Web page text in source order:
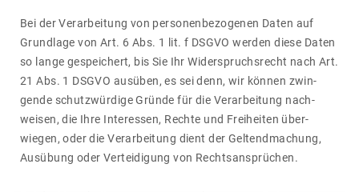
Bei der Verar­bei­tung von perso­nen­be­zo­genen Daten auf
Grund­lage von Art. 6 Abs. 1 lit. f DSGVO werden diese Daten
so lange gespei­chert, bis Sie Ihr Wider­spruchs­recht nach Art.
21 Abs. 1 DSGVO ausüben, es sei denn, wir können zwin­
gende schutz­wür­dige Gründe für die Verar­bei­tung nach­
weisen, die Ihre Inter­essen, Rechte und Frei­heiten über­
wiegen, oder die Verar­bei­tung dient der Geltend­ma­chung,
Ausübung oder Vertei­di­gung von Rechts­an­sprü­chen.